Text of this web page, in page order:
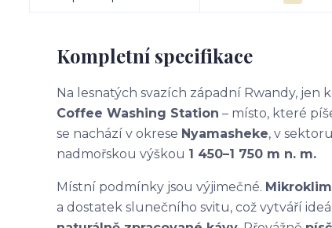
Kompletní specifikace
Na lesnatých svazích západní Rwandy, jen
Coffee Washing Station – místo, které
se nachází v okrese Nyamasheke, v sektoru
nadmořskou výškou 1 450–1 750 m n. m.
Místní podmínky jsou výjimečné.
a dostatek slunečního svitu, což vytváří